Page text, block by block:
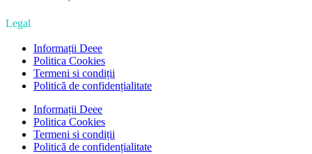
Legal
Informații Deee
Politica Cookies
Termeni si condiții
Politică de confidențialitate
Informații Deee
Politica Cookies
Termeni si condiții
Politică de confidențialitate